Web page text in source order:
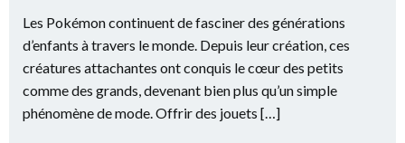
Les Pokémon continuent de fasciner des générations
d’enfants à travers le monde. Depuis leur création, ces
créatures attachantes ont conquis le cœur des petits
comme des grands, devenant bien plus qu’un simple
phénomène de mode. Offrir des jouets […]